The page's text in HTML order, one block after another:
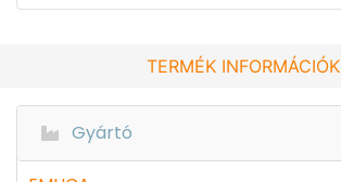
TERMÉK INFORMÁCIÓK
Gyártó